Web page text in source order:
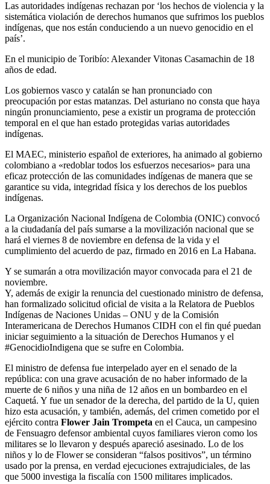
Las autoridades indígenas rechazan por ‘los hechos de violencia y la
sistemática violación de derechos humanos que sufrimos los pueblos
indígenas, que nos están conduciendo a un nuevo genocidio en el
país’.
En el municipio de Toribío: Alexander Vitonas Casamachin de 18
años de edad.
Los gobiernos vasco y catalán se han pronunciado con
preocupación por estas matanzas. Del asturiano no consta que haya
ningún pronunciamiento, pese a existir un programa de protección
temporal en el que han estado protegidas varias autoridades
indígenas.
El MAEC, ministerio español de exteriores, ha animado al gobierno
colombiano a «redoblar todos los esfuerzos necesarios» para una
eficaz protección de las comunidades indígenas de manera que se
garantice su vida, integridad física y los derechos de los pueblos
indígenas.
La Organización Nacional Indígena de Colombia (ONIC) convocó
a la ciudadanía del país sumarse a la movilización nacional que se
hará el viernes 8 de noviembre en defensa de la vida y el
cumplimiento del acuerdo de paz, firmado en 2016 en La Habana.
Y se sumarán a otra movilización mayor convocada para el 21 de
noviembre.
Y, además de exigir la renuncia del cuestionado ministro de defensa,
han formalizado solicitud oficial de visita a la Relatora de Pueblos
Indígenas de Naciones Unidas – ONU y de la Comisión
Interamericana de Derechos Humanos CIDH con el fin qué puedan
iniciar seguimiento a la situación de Derechos Humanos y el
#GenocidioIndigena que se sufre en Colombia.
El ministro de defensa fue interpelado ayer en el senado de la
república: con una grave acusación de no haber informado de la
muerte de 6 niños y una niña de 12 años en un bombardeo en el
Caquetá. Y fue un senador de la derecha, del partido de la U, quien
hizo esta acusación, y también, además, del crimen cometido por el
ejército contra Flower Jain Trompeta en el Cauca, un campesino
de Fensuagro defensor ambiental cuyos familiares vieron como los
militares se lo llevaron y después apareció asesinado. Lo de los
niños y lo de Flower se consideran “falsos positivos”, un término
usado por la prensa, en verdad ejecuciones extrajudiciales, de las
que 5000 investiga la fiscalía con 1500 militares implicados.